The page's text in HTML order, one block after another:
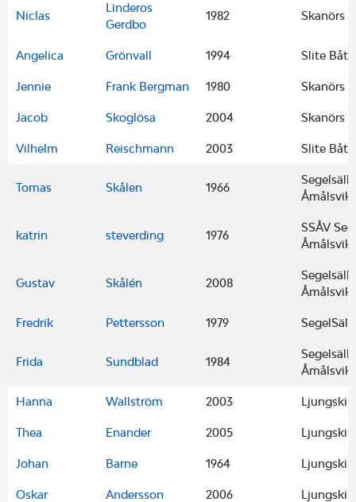
Niclas
Linderos
Gerdbo
1982 Skanörs
Angelica Grönvall 1994 Slite
Jennie Frank Bergman 1980 Skanörs
Jacob Skoglösa 2004 Skanörs
Vilhelm Reischmann 2003 Slite
Tomas Skålen 1966
katrin steverding 1976
SSÅV
Gustav Skålén 2008
Fredrik Pettersson 1979
Frida Sundblad 1984
Hanna Wallström 2003
Thea Enander 2005
Johan Barne 1964
Oskar Andersson 2006